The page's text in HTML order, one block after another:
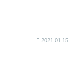
2021.01.15